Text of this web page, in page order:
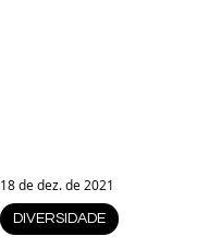
DIVERSIDADE
18 de dez. de 2021